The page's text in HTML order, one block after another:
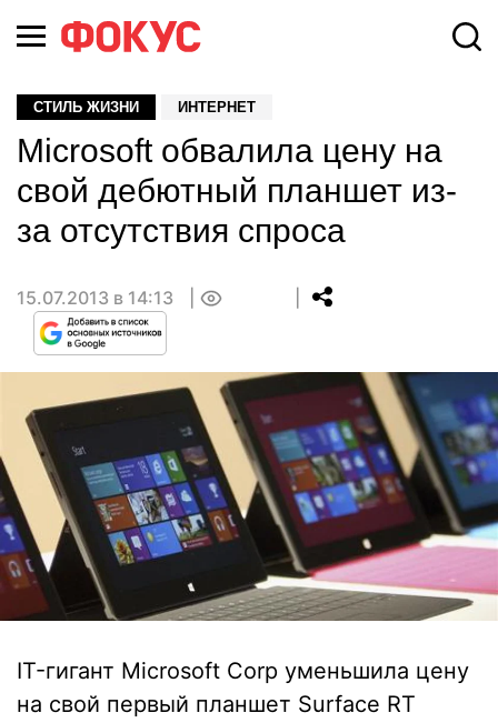
СТИЛЬ ЖИЗНИ ИНТЕРНЕТ
Microsoft обвалила цену на
свой дебютный планшет из-
за отсутствия спроса
15.07.2013 в 14:13
IT-гигант Microsoft Corp уменьшила цену
на свой первый планшет Surface RT